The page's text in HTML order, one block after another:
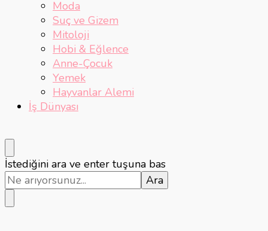
Moda
Suç ve Gizem
Mitoloji
Hobi & Eğlence
Anne-Çocuk
Yemek
Hayvanlar Alemi
İş Dünyası
Bir
şey
mi
arıyorsunuz?
İstediğini ara ve enter tuşuna bas